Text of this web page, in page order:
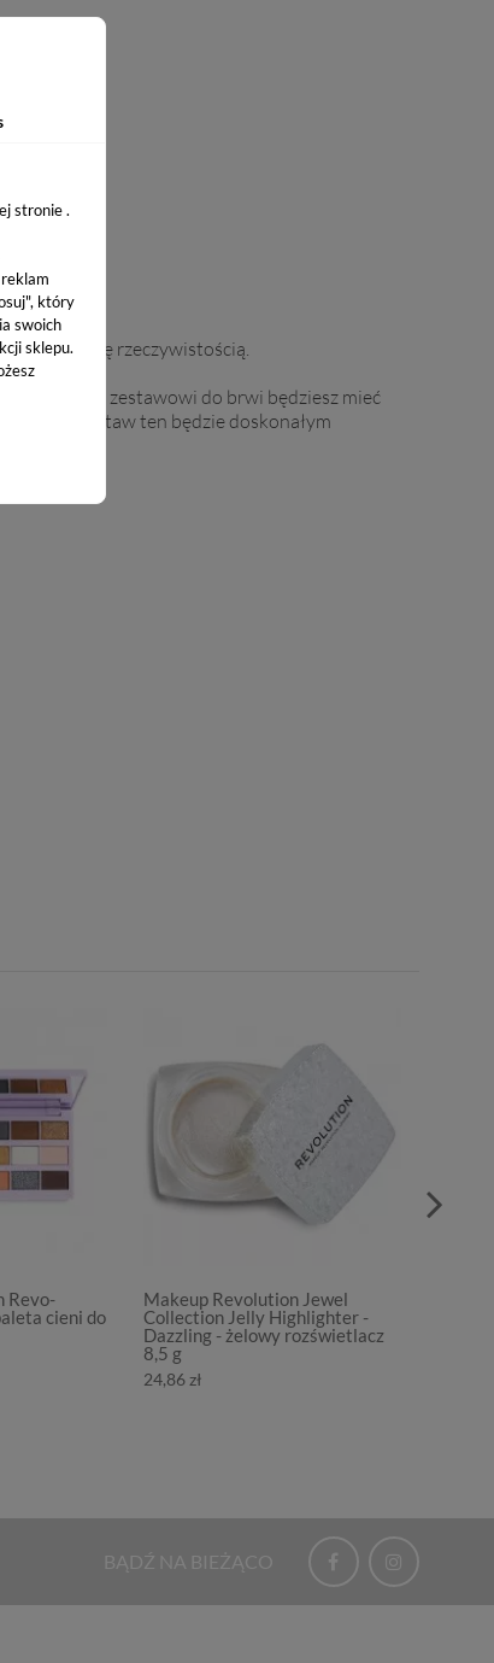
stronie .
który
swoich
sklepu.
stały się rzeczywistością.​
zestawowi do brwi będziesz mieć
Zestaw ten będzie doskonałym
Revo-
cieni do
Makeup Revolution Jewel
Collection Jelly Highlighter -
Dazzling - żelowy rozświetlacz
8,5 g
24,86 zł
BĄDŹ NA BIEŻĄCO